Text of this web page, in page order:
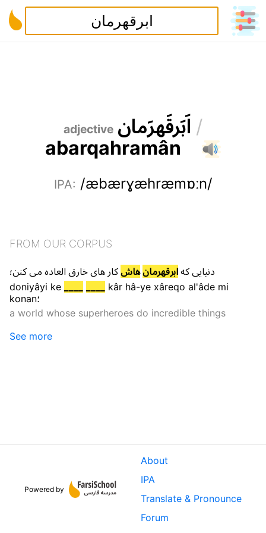
adjective ابرقهرمان
/
abarqahramân
IPA: /æbærɣæhræmɒːn/
FROM OUR CORPUS
دنیاییکهابرقهرمانهاشکار هایخارق العاده میکنن؛
doniyâyi ke kâr hâ-ye xâreqo al'âde mi
konan؛
a world whose superheroes do incredible things
See more
Powered by
About
IPA
Translate & Pronounce
Forum